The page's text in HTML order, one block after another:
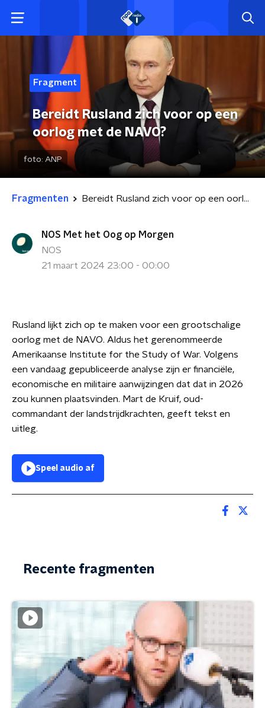
Fragment
Bereidt Rusland zich voor op een
oorlog met de NAVO?
foto: ANP
Fragmenten Bereidt Rusland zich voor op een oorlog met de NAVO?
NOS Met het Oog op Morgen
NOS
21 maart 2024 23:00 - 00:00
Rusland lijkt zich op te maken voor een grootschalige
oorlog met de NAVO. Aldus het gerenommeerde
Amerikaanse Institute for the Study of War. Volgens
een vandaag gepubliceerde analyse zijn er financiële,
economische en militaire aanwijzingen dat dat in 2026
zou kunnen plaatsvinden. Mart de Kruif, oud-
commandant der landstrijdkrachten, geeft tekst en
uitleg.
Speel audio af
Recente fragmenten